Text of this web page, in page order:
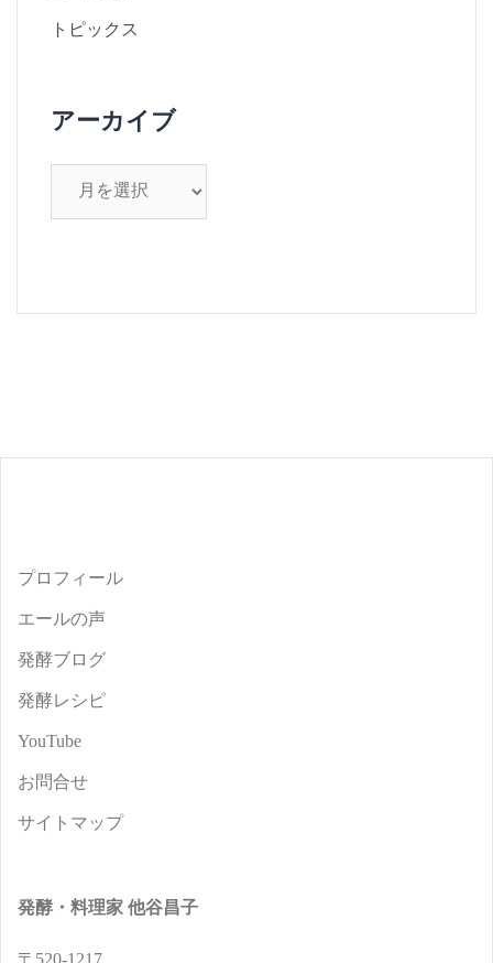
トピックス
アーカイブ
プロフィール
エールの声
発酵ブログ
発酵レシピ
YouTube
お問合せ
サイトマップ
発酵・料理家 他谷昌子
〒520-1217